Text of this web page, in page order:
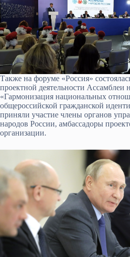
Также на форуме «Россия»
проектной деятельности
«Гармонизация национальных
общероссийской гражданской
приняли участие члены органов
народов России, амбассадоры
организации.